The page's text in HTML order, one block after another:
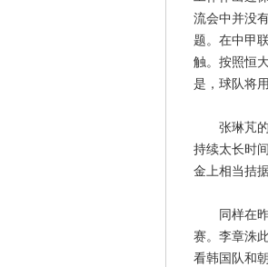
流会中并没
题。在中甲
触。按照恒
是，球队将
张琳芃的
持续太长时
金上相当拮
同样在昨
赛。李章洙
看韩国队和